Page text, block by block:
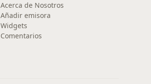
Acerca de Nosotros
Añadir emisora
Widgets
Comentarios